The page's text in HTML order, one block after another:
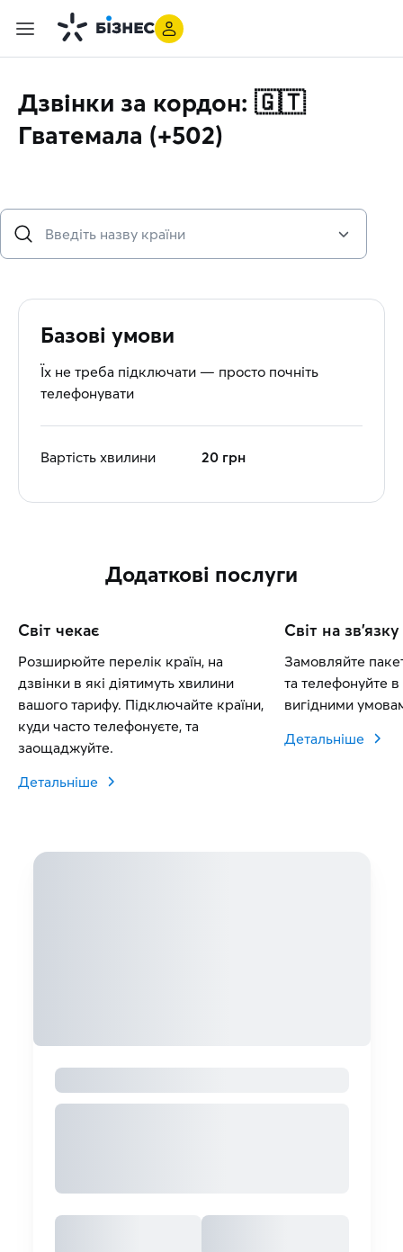
Дзвінки за кордон: 🇬🇹
Гватемала (+502)
Базові умови
Їх не треба підключати — просто почніть
телефонувати
Вартість хвилини 20 грн
Додаткові послуги
Світ чекає
Розширюйте перелік країн, на
дзвінки в які діятимуть хвилини
вашого тарифу. Підключайте країни,
куди часто телефонуєте, та
заощаджуйте.
Детальніше
Світ на
Замовляйте
та телефонуйте в
вигідними
Детальніше